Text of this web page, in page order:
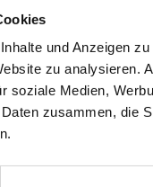
und Anzeigen
zu analysieren.
soziale Medien,
zusammen, die
bringen –
„Handelsgold
die längst für
begeistert die
Leistungs-